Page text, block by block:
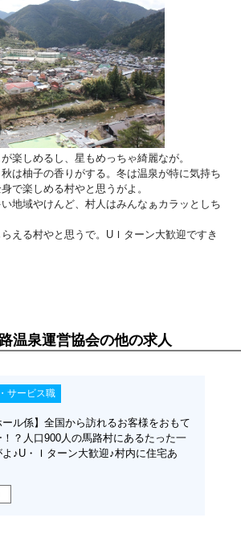
楽しめるし、星もめっちゃ綺麗なが。
は柚子の香りがする。冬は温泉が特に気持ち
で楽しめる村やと思うがよ。
地域やけんど、村人はみんなぁカラッとしち
える村やと思うで。UＩターン大歓迎ですき
温泉運営協会の他の求人
サービス職
ール係】全国から訪れるお客様をおもて
？人口900人の馬路村にあるたった一
♪U・Ｉターン大歓迎♪村内に住宅あ